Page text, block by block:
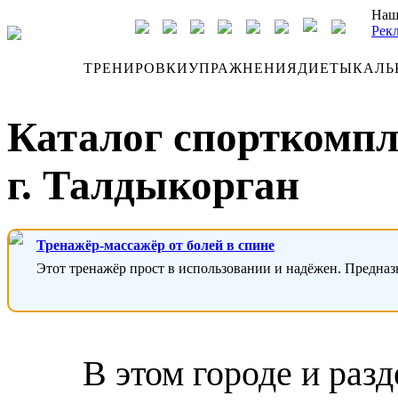
ТРЕНИРОВКИУПРАЖНЕНИЯДИЕТЫ
Каталог
г. Талдыкорган
Тренажёр-массажёр от болей в спине
Этот тренажёр прост в использовании и надёжен.
В этом городе и